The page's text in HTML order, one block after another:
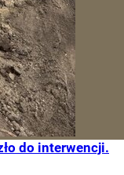
do interwencji.